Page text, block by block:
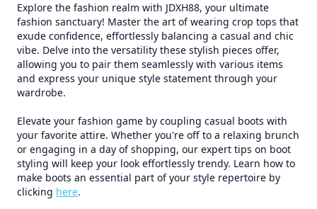
Explore the fashion realm with JDXH88, your ultimate
fashion sanctuary! Master the art of wearing crop tops that
exude confidence, effortlessly balancing a casual and chic
vibe. Delve into the versatility these stylish pieces offer,
allowing you to pair them seamlessly with various items
and express your unique style statement through your
wardrobe.
Elevate your fashion game by coupling casual boots with
your favorite attire. Whether you're off to a relaxing brunch
or engaging in a day of shopping, our expert tips on boot
styling will keep your look effortlessly trendy. Learn how to
make boots an essential part of your style repertoire by
clicking here.